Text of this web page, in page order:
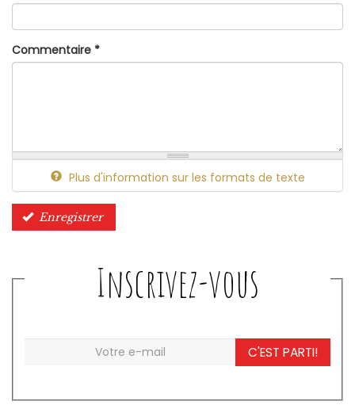
Commentaire *
Plus d'information sur les formats de texte
Enregistrer
Inscrivez-vous
C'EST PARTI!